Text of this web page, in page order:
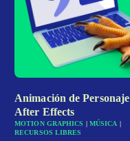
Animación de Personaje
After Effects
MOTION GRAPHICS | MÚSICA |
RECURSOS LIBRES